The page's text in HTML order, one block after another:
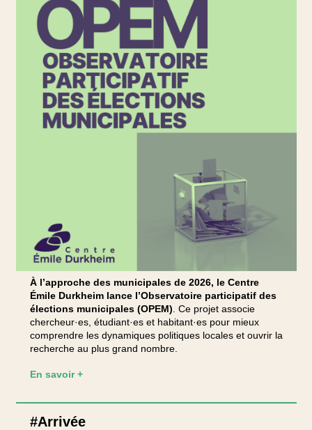
À l’approche des municipales de 2026, le Centre
Émile Durkheim lance l’Observatoire participatif des
élections municipales (OPEM) . Ce projet associe
chercheur·es, étudiant·es et habitant·es pour mieux
comprendre les dynamiques politiques locales et ouvrir la
recherche au plus grand nombre.
En savoir +
#Arrivée